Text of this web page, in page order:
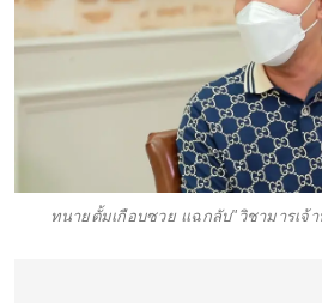
ทนายตั้มเกือบซวย แฉกลับ"วิชามารเจ้